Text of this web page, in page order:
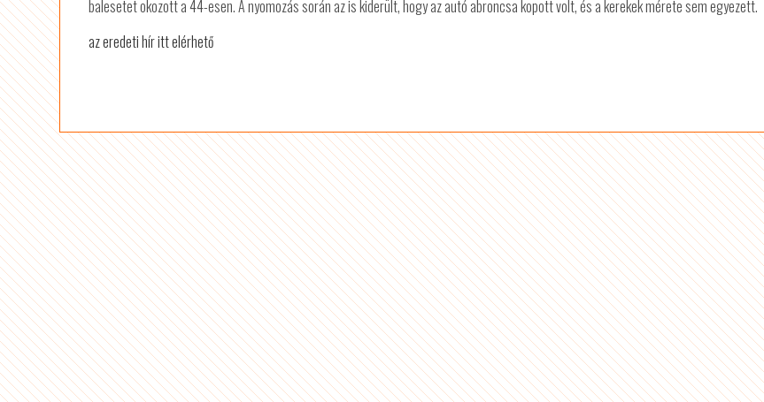
balesetet okozott a 44-esen. A nyomozás során az is kiderült, hogy az autó abroncsa kopott volt, és a kerekek mérete sem egyezett.
az eredeti hír itt elérhető